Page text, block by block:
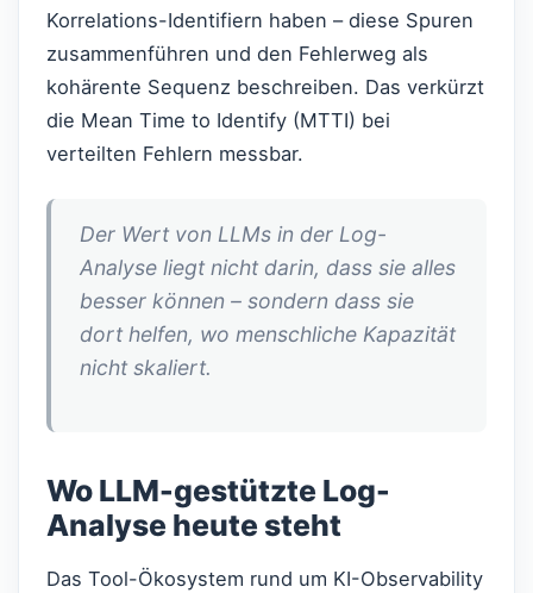
Korrelations-Identifiern haben – diese Spuren
zusammenführen und den Fehlerweg als
kohärente Sequenz beschreiben. Das verkürzt
die Mean Time to Identify (MTTI) bei
verteilten Fehlern messbar.
Der Wert von LLMs in der Log-
Analyse liegt nicht darin, dass sie alles
besser können – sondern dass sie
dort helfen, wo menschliche Kapazität
nicht skaliert.
Wo LLM-gestützte Log-
Analyse heute steht
Das Tool-Ökosystem rund um KI-Observability